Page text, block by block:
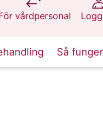
vårdpersonal
Så